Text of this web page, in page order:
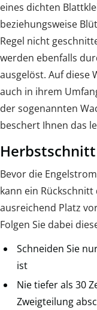
eines dichten
beziehungsweise
Regel nicht
werden ebenfalls
ausgelöst. Auf diese
auch in ihrem
der sogenannten
beschert Ihnen das
Herbstschnitt
Bevor die
kann ein
ausreichend Platz
Folgen Sie dabei
Schneiden Sie
ist
Nie tiefer als 30
Zweigteilung